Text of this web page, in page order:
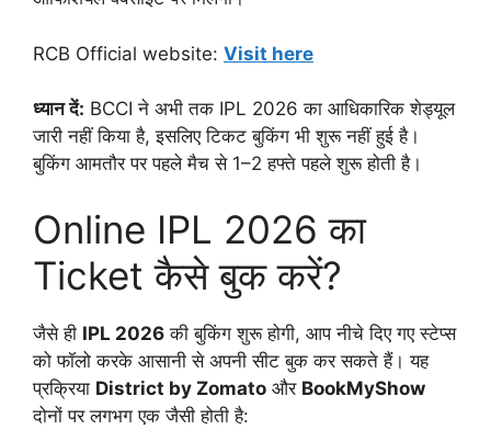
RCB Official website: Visit here
ध्यान दें: BCCI ने अभी तक IPL 2026 का आधिकारिक शेड्यूल
जारी नहीं किया है, इसलिए टिकट बुकिंग भी शुरू नहीं हुई है।
बुकिंग आमतौर पर पहले मैच से 1–2 हफ्ते पहले शुरू होती है।
Online IPL 2026 का
Ticket कैसे बुक करें?
जैसे ही IPL 2026 की बुकिंग शुरू होगी, आप नीचे दिए गए स्टेप्स
को फॉलो करके आसानी से अपनी सीट बुक कर सकते हैं। यह
प्रक्रिया District by Zomato और BookMyShow
दोनों पर लगभग एक जैसी होती है: